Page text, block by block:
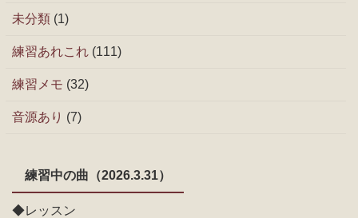
未分類 (1)
練習あれこれ (111)
練習メモ (32)
音源あり (7)
練習中の曲（2026.3.31）
◆レッスン